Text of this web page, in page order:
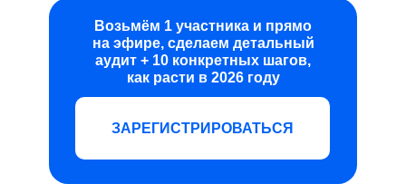
Возьмём 1 участника и прямо
на эфире, сделаем детальный
аудит + 10 конкретных шагов,
как расти в 2026 году
ЗАРЕГИСТРИРОВАТЬСЯ